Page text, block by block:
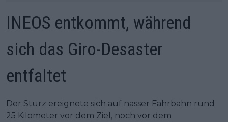
INEOS entkommt, während
sich das Giro-Desaster
entfaltet
Der Sturz ereignete sich auf nasser Fahrbahn rund
25 Kilometer vor dem Ziel, noch vor dem